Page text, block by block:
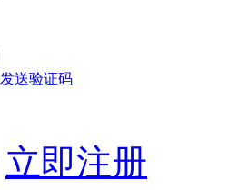
发送验证码
立即注册